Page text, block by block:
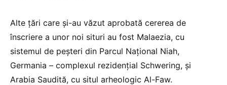
Alte ţări care şi-au văzut aprobată cererea de
înscriere a unor noi situri au fost Malaezia, cu
sistemul de peşteri din Parcul Naţional Niah,
Germania – complexul rezidenţial Schwering, şi
Arabia Saudită, cu situl arheologic Al-Faw.